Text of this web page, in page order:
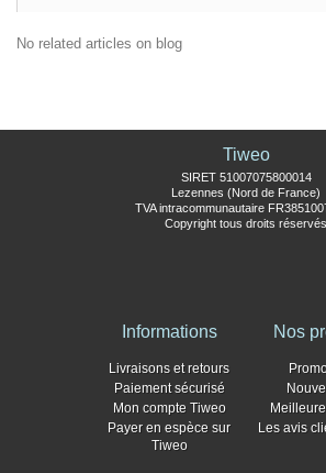
No related articles on blog
Tiweo
SIRET 51007075800014
Lezennes (Nord de France)
TVA intracommunautaire
Copyright tous droits réservés
Informations
Livraisons et retours
Paiement sécurisé
Mon compte Tiweo
Payer en espèce sur
Tiweo
Nos
Les avis